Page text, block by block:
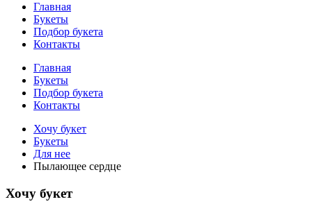
Главная
Букеты
Подбор букета
Контакты
Главная
Букеты
Подбор букета
Контакты
Хочу букет
Букеты
Для нее
Пылающее сердце
Хочу букет